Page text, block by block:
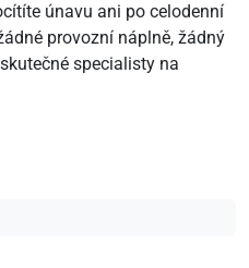
únavu ani po celodenní
provozní náplně, žádný
specialisty na